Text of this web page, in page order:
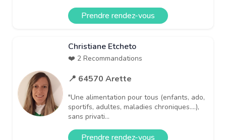
Prendre rendez-vous
Christiane Etcheto
❤️ 2 Recommandations
📍 64570 Arette
"Une alimentation pour tous (enfants, ado,
sportifs, adultes, maladies chroniques....),
sans privati...
Prendre rendez-vous